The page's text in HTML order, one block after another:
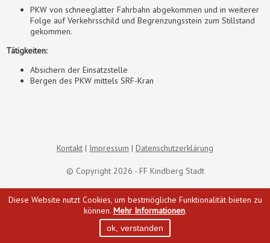
PKW von schneeglatter Fahrbahn abgekommen und in weiterer
Folge auf Verkehrsschild und Begrenzungsstein zum Stillstand
gekommen.
Tätigkeiten:
Absichern der Einsatzstelle
Bergen des PKW mittels SRF-Kran
© Copyright 2026 - FF Kindberg Stadt
Kontakt Impressum Datenschutzerklärung
Diese Website nutzt Cookies, um bestmögliche Funktionalität bieten zu
können. Mehr Informationen.
ok, verstanden